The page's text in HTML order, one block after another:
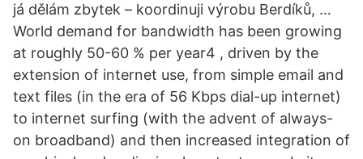
já dělám zbytek – koordinuji výrobu Berdíků, …
World demand for bandwidth has been growing
at roughly 50-60 % per year4 , driven by the
extension of internet use, from simple email and
text files (in the era of 56 Kbps dial-up internet)
to internet surfing (with the advent of always-
on broadband) and then increased integration of